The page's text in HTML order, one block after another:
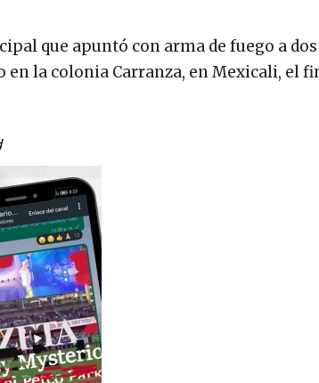
que apuntó con arma de fuego a dos
la colonia Carranza, en Mexicali, el